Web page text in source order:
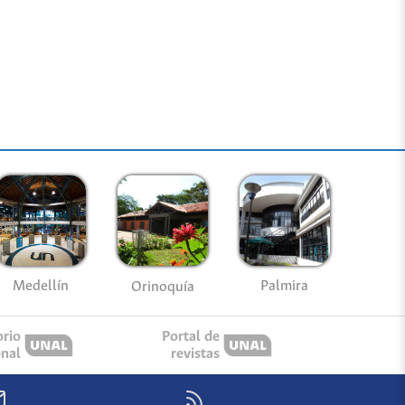
Medellín Orinoquía Palmira
Portal de
revistas